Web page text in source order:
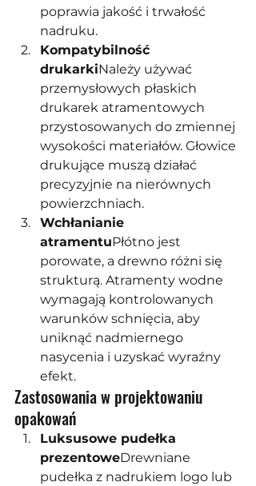
poprawia jakość i trwałość
nadruku.
Kompatybilność
drukarkiNależy używać
przemysłowych płaskich
drukarek atramentowych
przystosowanych do zmiennej
wysokości materiałów. Głowice
drukujące muszą działać
precyzyjnie na nierównych
powierzchniach.
Wchłanianie
atramentuPłótno jest
porowate, a drewno różni się
strukturą. Atramenty wodne
wymagają kontrolowanych
warunków schnięcia, aby
uniknąć nadmiernego
nasycenia i uzyskać wyraźny
efekt.
Zastosowania w projektowaniu
opakowań
Luksusowe pudełka
prezentoweDrewniane
pudełka z nadrukiem logo lub